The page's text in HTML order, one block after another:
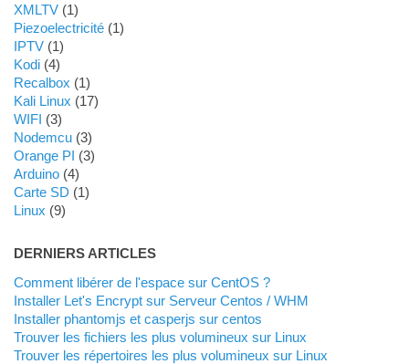
XMLTV(1)
Piezoelectricité(1)
IPTV(1)
Kodi(4)
Recalbox (1)
Kali Linux (17)
WIFI (3)
Nodemcu(3)
Orange PI (3)
Arduino(4)
Carte SD (1)
Linux (9)
DERNIERS ARTICLES
Comment libérer de l'espace sur CentOS ?
Installer Let's Encrypt sur Serveur Centos / WHM
Installer phantomjs et casperjs sur centos
Trouver les fichiers les plus volumineux sur Linux
Trouver les répertoires les plus volumineux sur Linux